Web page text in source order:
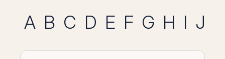
A B C D E F G H I J